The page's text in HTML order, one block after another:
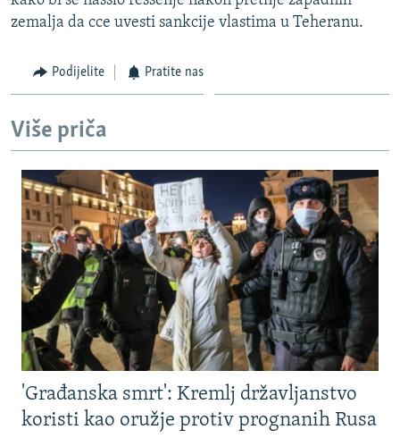
GENOCID U SREBRENICI
POST SCRIPTUM
MOJA EVROPA
TRI DECENIJE OD RATA U BIH
SVE KARTE DEJTONA
NASTANAK I RASPAD JUGOSLAVIJE
PRATITE NAS
zemalja da cce uvesti sankcije vlastima u Teheranu.
Podijelite Pratite nas
Više priča
'Građanska smrt': Kremlj državljanstvo
koristi kao oružje protiv prognanih Rusa